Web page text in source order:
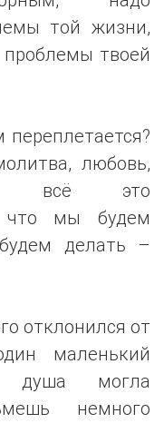
той жизни,
твоей
любовь,
– всё это
что мы будем
делать –
отклонился от
маленький
душа могла
немного